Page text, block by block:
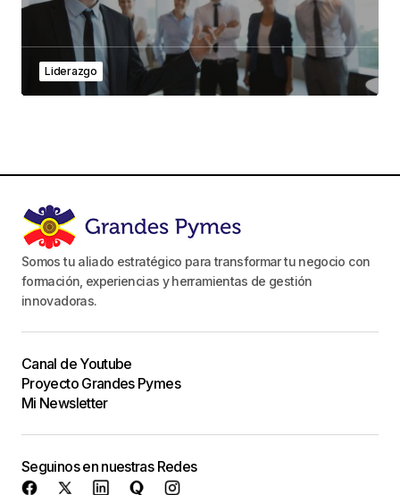
Liderazgo
Somos tu aliado estratégico para transformar tu negocio con
formación, experiencias y herramientas de gestión
innovadoras.
Canal de Youtube
Proyecto Grandes Pymes
Mi Newsletter
Seguinos en nuestras Redes